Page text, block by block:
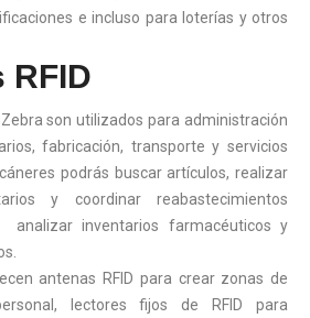
e incluso para loterías y otros
RFID
Zebra son utilizados para administración
fabricación, transporte y servicios
podrás buscar artículos, realizar
y coordinar reabastecimientos
analizar inventarios farmacéuticos y
antenas RFID para crear zonas de
lectores fijos de RFID para